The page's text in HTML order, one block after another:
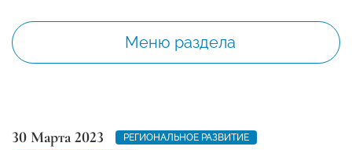
Меню раздела
30 Марта 2023
РЕГИОНАЛЬНОЕ РАЗВИТИЕ